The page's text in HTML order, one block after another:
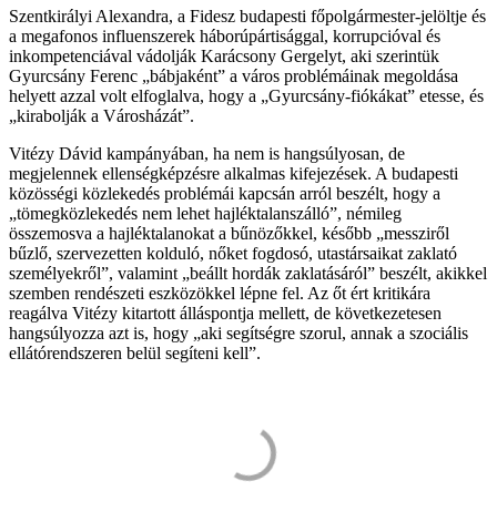
Szentkirályi Alexandra, a Fidesz budapesti főpolgármester-jelöltje és
a megafonos influenszerek háborúpártisággal, korrupcióval és
inkompetenciával vádolják Karácsony Gergelyt, aki szerintük
Gyurcsány Ferenc „bábjaként” a város problémáinak megoldása
helyett azzal volt elfoglalva, hogy a „Gyurcsány-fiókákat” etesse, és
„kirabolják a Városházát”.
Vitézy Dávid kampányában, ha nem is hangsúlyosan, de
megjelennek ellenségképzésre alkalmas kifejezések. A budapesti
közösségi közlekedés problémái kapcsán arról beszélt, hogy a
„tömegközlekedés nem lehet hajléktalanszálló”, némileg
összemosva a hajléktalanokat a bűnözőkkel, később „messziről
bűzlő, szervezetten kolduló, nőket fogdosó, utastársaikat zaklató
személyekről”, valamint „beállt hordák zaklatásáról” beszélt, akikkel
szemben rendészeti eszközökkel lépne fel. Az őt ért kritikára
reagálva Vitézy kitartott álláspontja mellett, de következetesen
hangsúlyozza azt is, hogy „aki segítségre szorul, annak a szociális
ellátórendszeren belül segíteni kell”.